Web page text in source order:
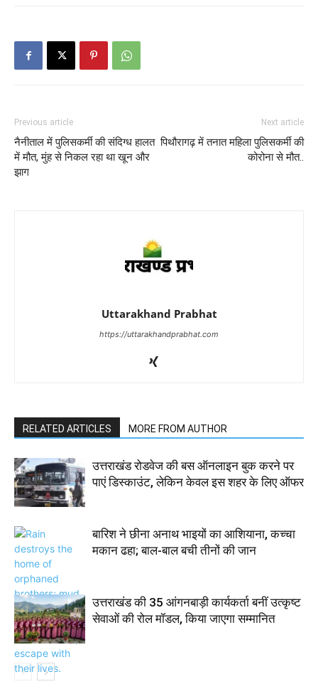
Previous article
नैनीताल में पुलिसकर्मी की संदिग्ध हालत
में मौत, मुंह से निकल रहा था खून और
झाग
Next article
पिथौरागढ़ में तनात महिला पुलिसकर्मी की
कोरोना से मौत..
Uttarakhand Prabhat
https://uttarakhandprabhat.com
RELATED ARTICLES MORE FROM AUTHOR
उत्तराखंड रोडवेज की बस ऑनलाइन बुक करने पर
पाएं डिस्काउंट, लेकिन केवल इस शहर के लिए ऑफर
बारिश ने छीना अनाथ भाइयों का आशियाना, कच्चा
मकान ढहा; बाल-बाल बची तीनों की जान
उत्तराखंड की 35 आंगनबाड़ी कार्यकर्ता बनीं उत्कृष्ट
सेवाओं की रोल मॉडल, किया जाएगा सम्मानित